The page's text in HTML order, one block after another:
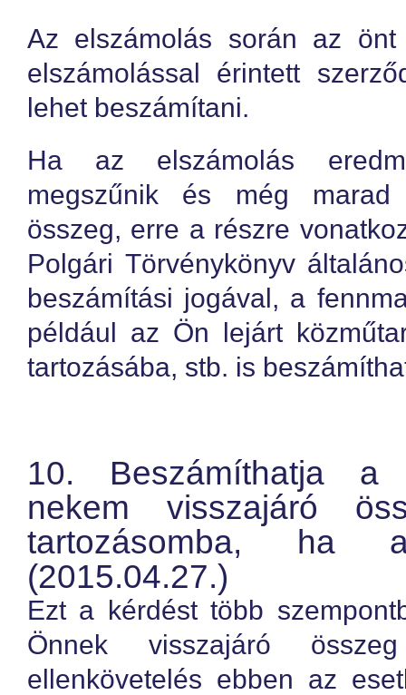
Az elszámolás során az
elszámolással érintett
lehet beszámítani.
Ha az elszámolás
megszűnik és még marad
összeg, erre a részre
Polgári Törvénykönyv
beszámítási jogával, a
például az Ön lejárt
tartozásába, stb. is
10. Beszámíthatja a
nekem visszajáró
tartozásomba, ha
(2015.04.27.)
Ezt a kérdést több
Önnek visszajáró
ellenkövetelés ebben az